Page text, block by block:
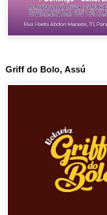
Griff do Bolo, Assú